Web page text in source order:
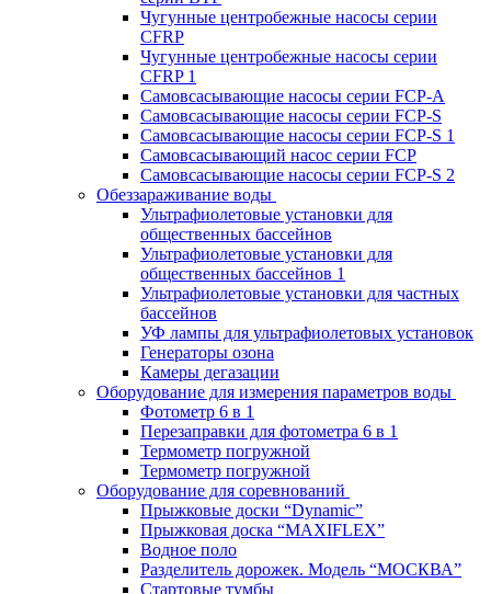
Чугунные центробежные насосы серии
CFRP
Чугунные центробежные насосы серии
CFRP 1
Самовсасывающие насосы серии FCP-A
Самовсасывающие насосы серии FCP-S
Самовсасывающие насосы серии FCP-S 1
Самовсасывающий насос серии FCP
Самовсасывающие насосы серии FCP-S 2
Обеззараживание воды
Ультрафиолетовые установки для
общественных бассейнов
Ультрафиолетовые установки для
общественных бассейнов 1
Ультрафиолетовые установки для частных
бассейнов
УФ лампы для ультрафиолетовых установок
Генераторы озона
Камеры дегазации
Оборудование для измерения параметров воды
Фотометр 6 в 1
Перезаправки для фотометра 6 в 1
Термометр погружной
Термометр погружной
Оборудование для соревнований
Прыжковые доски “Dynamic”
Прыжковая доска “MAXIFLEX”
Водное поло
Разделитель дорожек. Модель “МОСКВА”
Стартовые тумбы